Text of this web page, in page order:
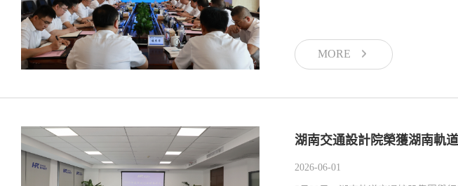
MORE
湖南交通設計院榮獲湖南軌
2026-06-01